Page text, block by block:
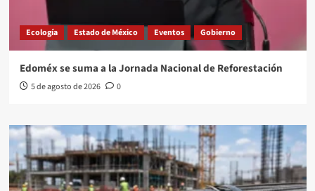
Ecología Estado de México Eventos Gobierno
Edoméx se suma a la Jornada Nacional de Reforestación
5 de agosto de 2026 0